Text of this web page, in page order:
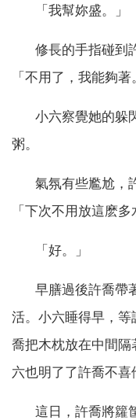
「我幫妳盛。」
修長的手指碰到許
「不用了，我能夠著
小六察覺她的躲
粥。
氣氛有些尷尬，許
「下次不用放這麽多
「好。」
早膳過後許喬帶著
活。小六睡得早，
喬把木枕放在中間
六也明了了許喬不喜
這日，許喬將籮筐